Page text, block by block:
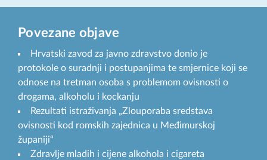
Povezane objave
Hrvatski zavod za javno zdravstvo donio je
protokole o suradnji i postupanjima te smjernice koji se
odnose na tretman osoba s problemom ovisnosti o
drogama, alkoholu i kockanju
Rezultati istraživanja „Zlouporaba sredstava
ovisnosti kod romskih zajednica u Međimurskoj
županiji“
Zdravlje mladih i cijene alkohola i cigareta